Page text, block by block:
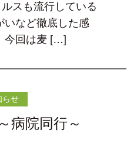
スも流行している
いなど徹底した感
今回は麦 […]
らせ
病院同行～